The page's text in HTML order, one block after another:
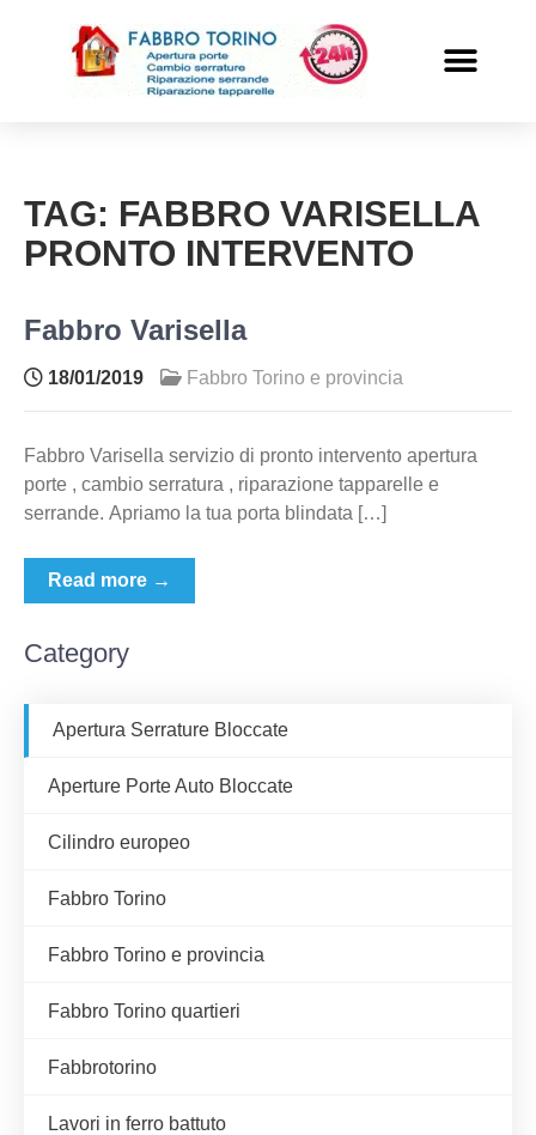
TAG: FABBRO VARISELLA
PRONTO INTERVENTO
Fabbro Varisella
18/01/2019 Fabbro Torino e provincia
Fabbro Varisella servizio di pronto intervento apertura
porte , cambio serratura , riparazione tapparelle e
serrande. Apriamo la tua porta blindata […]
Read more →
Category
Apertura Serrature Bloccate
Aperture Porte Auto Bloccate
Cilindro europeo
Fabbro Torino
Fabbro Torino e provincia
Fabbro Torino quartieri
Fabbrotorino
Lavori in ferro battuto